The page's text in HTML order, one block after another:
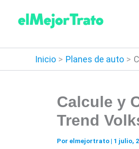
contenido
Inicio Planes de auto
Calcule y
Trend
Por elmejortrato | 1 julio,